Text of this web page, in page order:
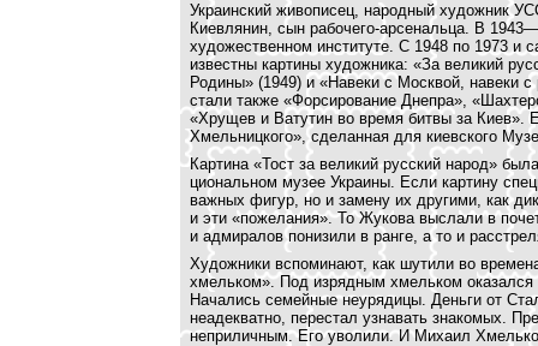
Украинский живописец, народный художник
Киевлянин, сын рабочего-арсенальца. В
художественном институте. С 1948 по 1973 и
известны картины художника: «За великий
Родины» (1949) и «Навеки с Москвой, навеки
стали также «Форсирование Днепра»,
«Хрущев и Ва­тутин во время битвы за Киев».
Хмельницкого», сделанная для киевского
Картина «Тост за великий рус­ский народ»
циональном музее Украины. Если картину
важных фигур, но и замену их другими, как
и эти «пожелания». То Жу­кова выслали в
и адмиралов понизили в ранге, а то и
Художники вспоминают, как шутили во
хмельком». Под изрядным хмельком
Начались семей­ные неурядицы. Деньги от
неадекватно, перестал узнавать знакомых.
неприличным. Его уволили. И Михаил